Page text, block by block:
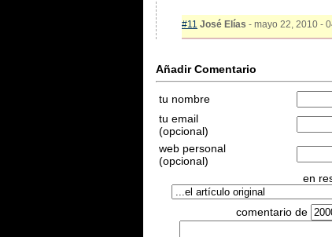
#11 José Elías - mayo 22, 2010 -
Añadir Comentario
tu nombre
tu email
(opcional)
web personal
(opcional)
en
comentario de